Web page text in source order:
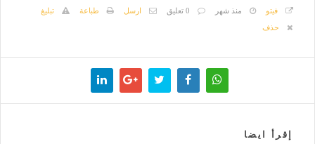
فيتو منذ شهر 0 تعليق ارسل طباعة
تبليغ
حذف
إقرأ ايضا